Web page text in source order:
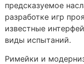
предсказуемое
разработке игр
известные
виды испытаний.
Римейки и